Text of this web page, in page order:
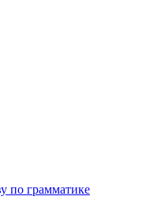
по грамматике